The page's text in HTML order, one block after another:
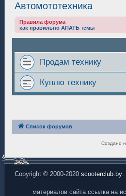
Автомототехника
Правила форума
как правильно АПАТЬ темы
Продам технику
Куплю технику
Список форумов
Создано
Copyright © 2000-2020 scooterclub.by.
материалов сайта ссылка на